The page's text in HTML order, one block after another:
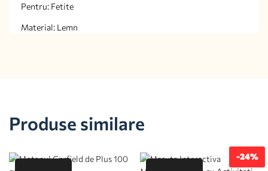
Pentru: Fetite
Material: Lemn
Produse similare
-24%